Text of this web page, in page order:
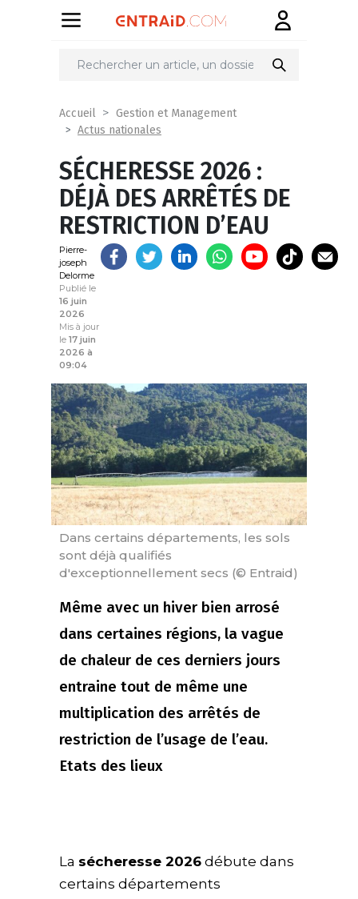
Partager
Accueil
Gestion et Management
Actus nationales
SÉCHERESSE 2026 :
DÉJÀ DES ARRÊTÉS DE
RESTRICTION D’EAU
Pierre-
joseph
Delorme
Publié le
16 juin
2026
Mis à jour
le 17 juin
2026 à
09:04
Dans certains départements, les sols
sont déjà qualifiés
d'exceptionnellement secs (© Entraid)
Même avec un hiver bien arrosé
dans certaines régions, la vague
de chaleur de ces derniers jours
entraine tout de même une
multiplication des arrêtés de
restriction de l’usage de l’eau.
Etats des lieux
La sécheresse 2026 débute dans
certains départements